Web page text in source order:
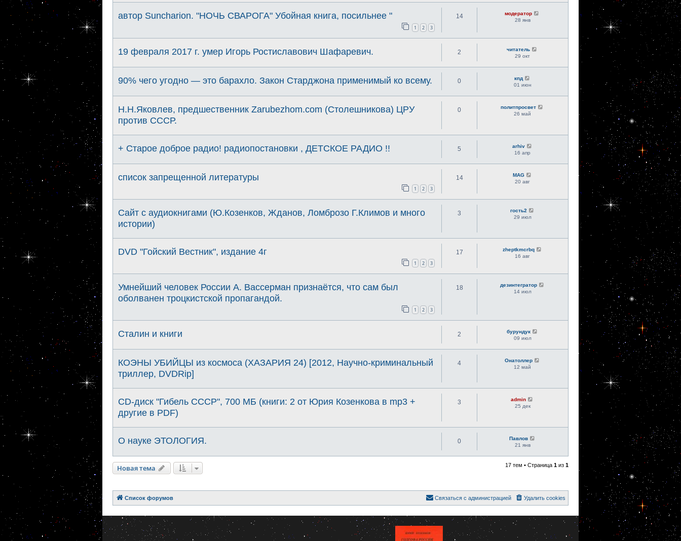
автор Suncharion. "НОЧЬ СВАРОГА" Убойная книга, посильнее "
1 2 3
14
модератор
28 янв
19 февраля 2017 г. умер Игорь Ростиславович Шафаревич. 2
читатель
29 окт
90% чего угодно — это барахло. Закон Старджона применимый ко всему. 0
кпд
01 июн
Н.Н.Яковлев, предшественник Zarubezhom.com (Столешникова) ЦРУ
против СССР.
0
политпросвет
26 май
+ Старое доброе радио! радиопостановки , ДЕТСКОЕ РАДИО !! 5
arhiv
16 апр
список запрещенной литературы
1 2 3
14
MAG
20 авг
Сайт с аудиокнигами (Ю.Козенков, Жданов, Ломброзо Г.Климов и много
истории)
3
гость2
29 июл
DVD "Гойский Вестник", издание 4г
1 2 3
17
zheptkmcrbq
16 авг
Умнейший человек России А. Вассерман признаётся, что сам был
оболванен троцкистской пропагандой.
1 2 3
18
дезинтегратор
14 июл
Сталин и книги 2
бурундук
09 июл
КОЭНЫ УБИЙЦЫ из космоса (ХАЗАРИЯ 24) [2012, Научно-криминальный
триллер, DVDRip]
4
Онатоллер
12 май
CD-диск "Гибель СССР", 700 МБ (книги: 2 от Юрия Козенкова в mp3 +
другие в PDF)
3
admin
25 дек
О науке ЭТОЛОГИЯ. 0
Павлов
21 янв
Новая тема 17 тем • Страница 1 из 1
Список форумов Удалить cookies
Связаться с администрацией